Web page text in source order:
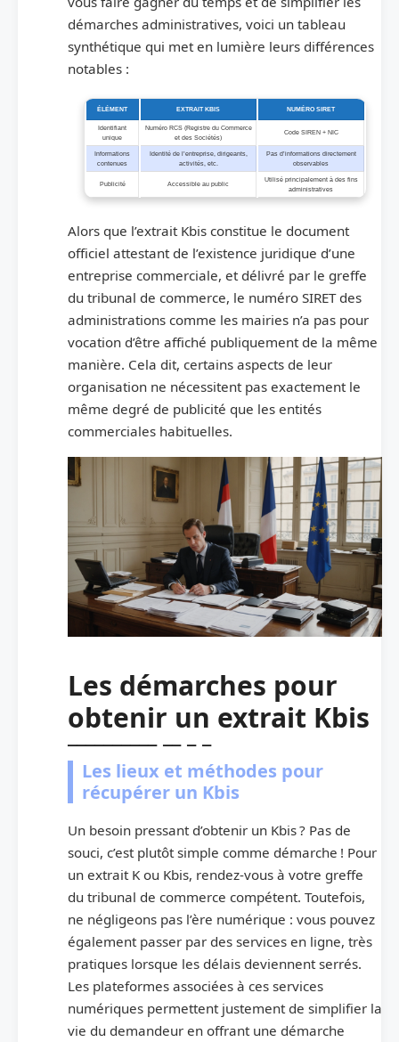
démarches administratives, voici un tableau
synthétique qui met en lumière leurs différences
notables :
ÉLÉMENT EXTRAIT KBIS NUMÉRO SIRET
Identifiant
unique
Numéro RCS (Registre du Commerce
et des Sociétés)
Code SIREN + NIC
Informations
contenues
Identité de l’entreprise, dirigeants,
activités, etc.
Pas d’informations directement
observables
Publicité Accessible au public
Utilisé principalement à des fins
administratives
Alors que l’extrait Kbis constitue le document
officiel attestant de l’existence juridique d’une
entreprise commerciale, et délivré par le greffe
du tribunal de commerce, le numéro SIRET des
administrations comme les mairies n’a pas pour
vocation d’être affiché publiquement de la même
manière. Cela dit, certains aspects de leur
organisation ne nécessitent pas exactement le
même degré de publicité que les entités
commerciales habituelles.
Les démarches pour
obtenir un extrait Kbis
Les lieux et méthodes pour
récupérer un Kbis
Un besoin pressant d’obtenir un Kbis ? Pas de
souci, c’est plutôt simple comme démarche ! Pour
un extrait K ou Kbis, rendez-vous à votre greffe
du tribunal de commerce compétent. Toutefois,
ne négligeons pas l’ère numérique : vous pouvez
également passer par des services en ligne, très
pratiques lorsque les délais deviennent serrés.
Les plateformes associées à ces services
numériques permettent justement de simplifier la
vie du demandeur en offrant une démarche